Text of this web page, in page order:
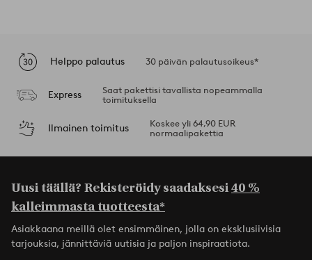
Helppo palautus 30 päivän palautusoikeus*
Express
Saat pakettisi tavallista nopeammalla
toimituksella
Ilmainen toimitus
Koskee yli 64,90 EUR
normaalipakettia
Uusi täällä? Rekisteröidy saadaksesi40 %
kalleimmasta tuotteesta*
Asiakkaana meillä olet ensimmäinen, jolla on eksklusiivisia
tarjouksia, jännittäviä uutisia ja paljon inspiraatiota.